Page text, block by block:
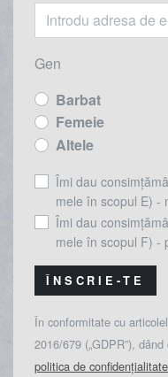
Gen
Barbat
Femeie
Altele
Îmi dau
mele în scopul E) -
Îmi dau
mele în scopul F) -
ÎNSCRIE-TE
În conformitate cu
2016/679 („GDPR”),
politica de confidențialitate